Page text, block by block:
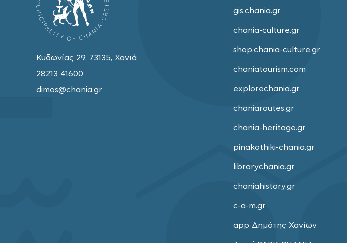
Κυδωνίας 29, 73135, Χανιά
28213 41600
dimos@chania.gr
gis.chania.gr
chania-culture.gr
shop.chania-culture.gr
chaniatourism.com
explorechania.gr
chaniaroutes.gr
chania-heritage.gr
pinakothiki-chania.gr
librarychania.gr
chaniahistory.gr
c-a-m.gr
app Δημότης Χανίων